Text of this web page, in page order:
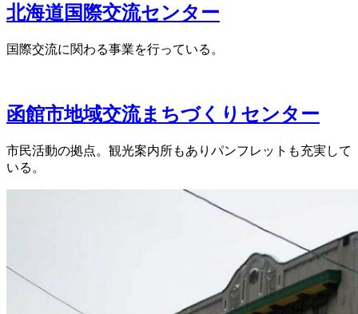
北海道国際交流センター
国際交流に関わる事業を行っている。
函館市地域交流まちづくりセンター
市民活動の拠点。観光案内所もありパンフレットも充実して
いる。